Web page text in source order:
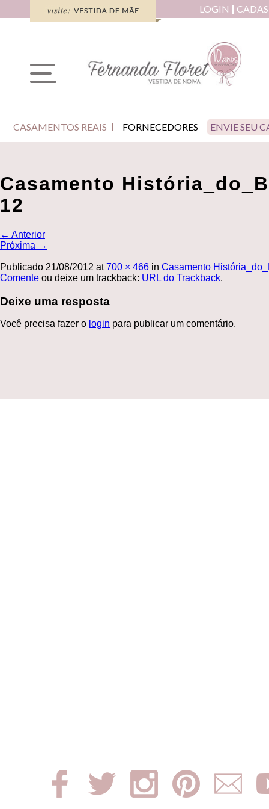
LOGIN
CASAMENTOS REAIS FORNECEDORES ENVIE SEU
Casamento
12
← Anterior
Próxima →
Publicado 21/08/2012 at700 × 466 in Casamento
Comente ou deixe um trackback: URL do Trackback.
Deixe uma resposta
Você precisa fazer o login para publicar um comentário.